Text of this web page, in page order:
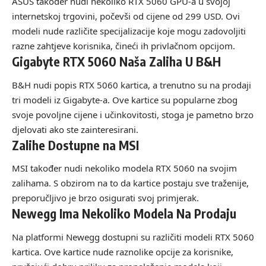
internetskoj trgovini, počevši od cijene od 299 USD. Ovi
modeli nude različite specijalizacije koje mogu zadovoljiti
razne zahtjeve korisnika, čineći ih privlačnom opcijom.
Gigabyte RTX 5060 Naša Zaliha U B&H
B&H nudi popis RTX 5060 kartica, a trenutno su na prodaji
tri modeli iz Gigabyte-a. Ove kartice su popularne zbog
svoje povoljne cijene i učinkovitosti, stoga je pametno brzo
djelovati ako ste zainteresirani.
Zalihe Dostupne na MSI
MSI također nudi nekoliko modela RTX 5060 na svojim
zalihama. S obzirom na to da kartice postaju sve traženije,
preporučljivo je brzo osigurati svoj primjerak.
Newegg Ima Nekoliko Modela Na Prodaju
Na platformi Newegg dostupni su različiti modeli RTX 5060
kartica. Ove kartice nude raznolike opcije za korisnike,